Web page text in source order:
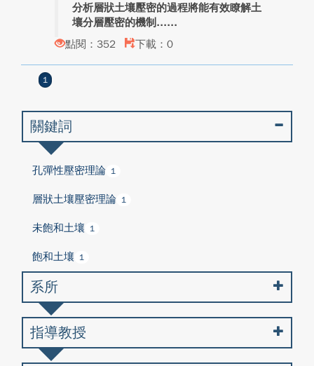
分析層狀土壤壓密的過程將能有效瞭解土
壤分層壓密的機制...
點閱：352
下載：0
1
關鍵詞
孔彈性壓密理論 1
層狀土壤壓密理論 1
未飽和土壤 1
飽和土壤 1
系所
指導教授